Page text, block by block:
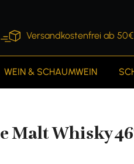
Versandkostenfrei ab 50€
WEIN & SCHAUMWEIN
Malt Whisky